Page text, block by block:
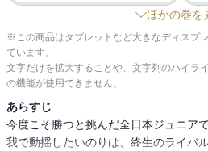
ほかの巻を
※この商品はタブレットなど大きなディスプ
ています。
文字だけを拡大することや、文字列のハイラ
の機能が使用できません。
あらすじ
今度こそ勝つと挑んだ全日本ジュニア
我で動揺したいのりは、終生のライバ